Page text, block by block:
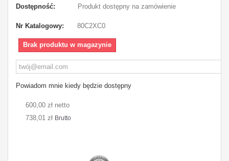
Dostępność: Produkt dostępny na zamówienie
Nr Katalogowy: 80C2XC0
Brak produktu w magazynie
Powiadom mnie kiedy będzie dostępny
600,00 zł netto
738,01 zł Brutto